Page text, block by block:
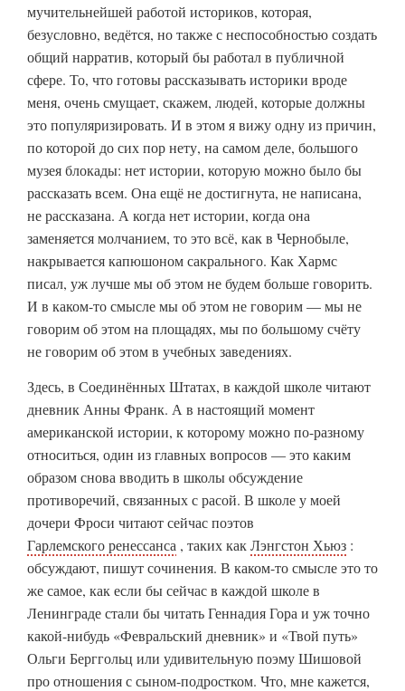
мучительнейшей работой историков, которая,
безусловно, ведётся, но также с неспособностью создать
общий нарратив, который бы работал в публичной
сфере. То, что готовы рассказывать историки вроде
меня, очень смущает, скажем, людей, которые должны
это популяризировать. И в этом я вижу одну из причин,
по которой до сих пор нету, на самом деле, большого
музея блокады: нет истории, которую можно было бы
рассказать всем. Она ещё не достигнута, не написана,
не рассказана. А когда нет истории, когда она
заменяется молчанием, то это всё, как в Чернобыле,
накрывается капюшоном сакрального. Как Хармс
писал, уж лучше мы об этом не будем больше говорить.
И в каком-то смысле мы об этом не говорим — мы не
говорим об этом на площадях, мы по большому счёту
не говорим об этом в учебных заведениях.
Здесь, в Соединённых Штатах, в каждой школе читают
дневник Анны Франк. А в настоящий момент
американской истории, к которому можно по-разному
относиться, один из главных вопросов — это каким
образом снова вводить в школы oбсуждение
противоречий, связанных с расой. В школе у моей
дочери Фроси читают сейчас поэтов
Гарлемского ренессанса , таких какЛэнгстон Хьюз :
обсуждают, пишут сочинения. В каком-то смысле это то
же самое, как если бы сейчас в каждой школе в
Ленинграде стали бы читать Геннадия Гора и уж точно
какой-нибудь «Февральский дневник» и «Твой путь»
Ольги Берггольц или удивительную поэму Шишовой
про отношения с сыном-подростком. Что, мне кажется,